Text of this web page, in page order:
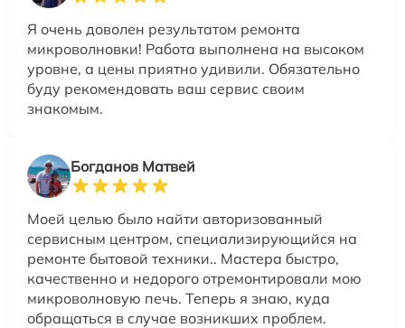
Я очень доволен результатом ремонта
микроволновки! Работа выполнена на высоком
уровне, а цены приятно удивили. Обязательно
буду рекомендовать ваш сервис своим
знакомым.
Богданов Матвей
Моей целью было найти авторизованный
сервисным центром, специализирующийся на
ремонте бытовой техники.. Мастера быстро,
качественно и недорого отремонтировали мою
микроволновую печь. Теперь я знаю, куда
обращаться в случае возникших проблем.